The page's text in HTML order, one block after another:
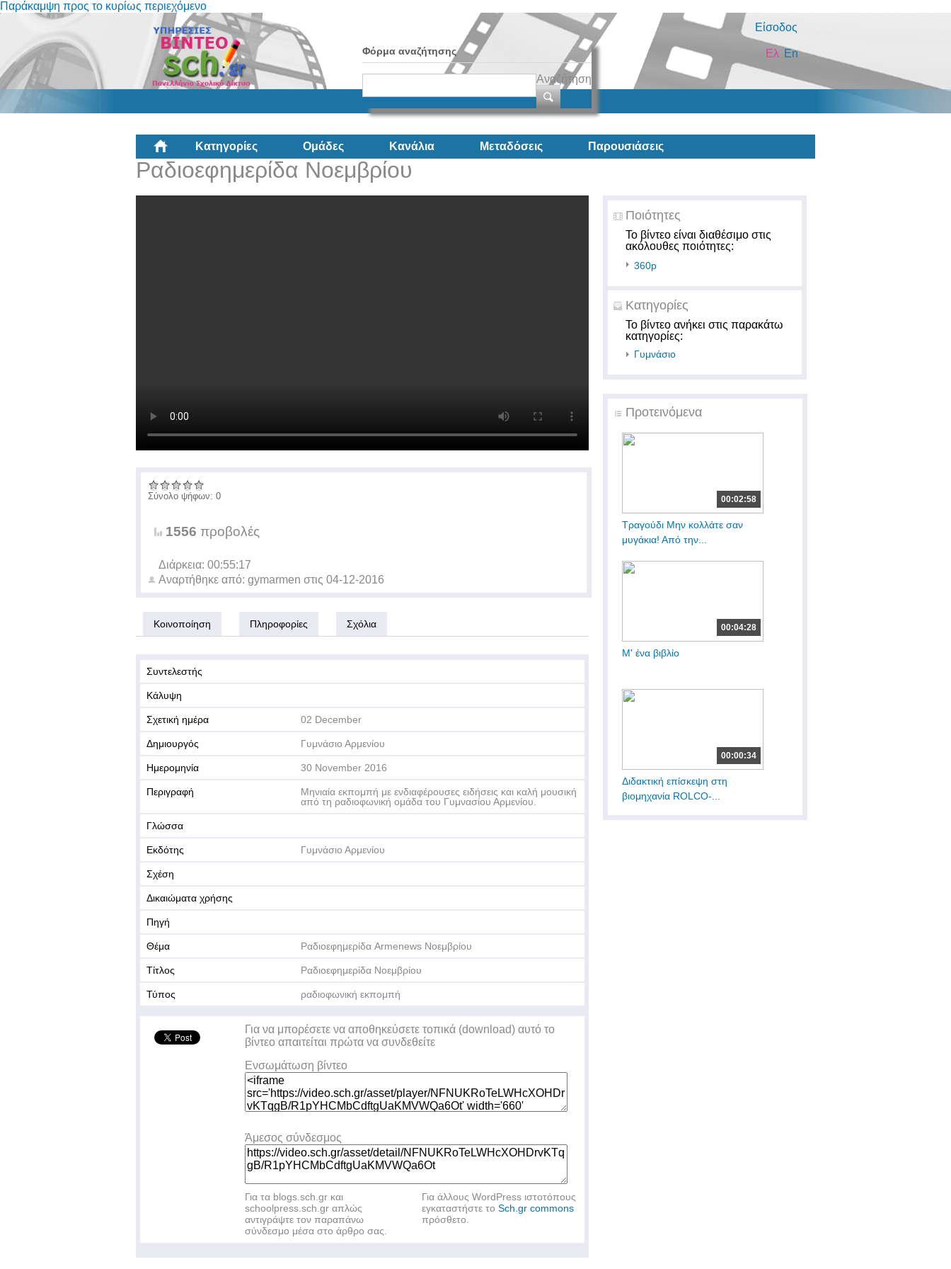
Παράκαμψη προς το κυρίως περιεχόμενο
Είσοδος
Φόρμα αναζήτησης
Αναζήτηση
En
Ελ
Κατηγορίες Ομάδες Κανάλια Μεταδόσεις Παρουσιάσεις
Ραδιοεφημερίδα Νοεμβρίου
Ποιότητες
Το βίντεο είναι διαθέσιμο στις
ακόλουθες ποιότητες:
360p
Κατηγορίες
Το βίντεο ανήκει στις παρακάτω
κατηγορίες:
Γυμνάσιο
Προτεινόμενα
00:02:58
Τραγούδι Μην κολλάτε σαν
μυγάκια! Από την...
00:04:28
Μ' ένα βιβλίο
00:00:34
Διδακτική επίσκεψη στη
βιομηχανία ROLCO-...
Σύνολο ψήφων: 0
1556 προβολές
Διάρκεια: 00:55:17
Αναρτήθηκε από: gymarmen στις 04-12-2016
Κοινοποίηση Πληροφορίες Σχόλια
Συντελεστής
Κάλυψη
Σχετική ημέρα 02 December
Δημιουργός Γυμνάσιο Αρμενίου
Ημερομηνία 30 November 2016
Περιγραφή
Μηνιαία εκπομπή με ενδιαφέρουσες ειδήσεις και καλή μουσική
από τη ραδιοφωνική ομάδα του Γυμνασίου Αρμενίου.
Γλώσσα
Εκδότης Γυμνάσιο Αρμενίου
Σχέση
Δικαιώματα χρήσης
Πηγή
Θέμα Ραδιοεφημερίδα Armenews Νοεμβρίου
Τίτλος Ραδιοεφημερίδα Νοεμβρίου
Τύπος ραδιοφωνική εκπομπή
Για να μπορέσετε να αποθηκεύσετε τοπικά (download) αυτό το
βίντεο απαιτείται πρώτα να συνδεθείτε
Ενσωμάτωση βίντεο
Άμεσος σύνδεσμος
Για τα blogs.sch.gr και
schoolpress.sch.gr απλώς
αντιγράψτε τον παραπάνω
σύνδεσμο μέσα στο άρθρο σας.
Για άλλους WordPress ιστοτόπους
εγκαταστήστε το Sch.gr commons
πρόσθετο.